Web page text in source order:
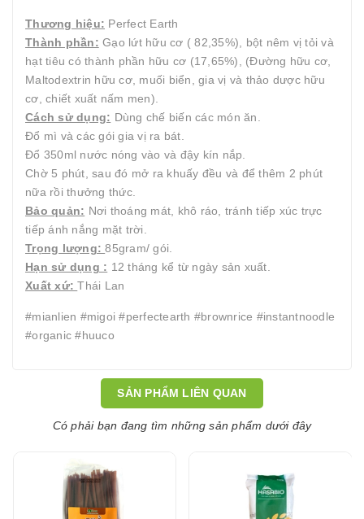
Thương hiệu: Perfect Earth
Thành phần: Gạo lứt hữu cơ ( 82,35%), bột nêm vị tỏi và
hạt tiêu có thành phần hữu cơ (17,65%), (Đường hữu cơ,
Maltodextrin hữu cơ, muối biển, gia vị và thảo dược hữu
cơ, chiết xuất nấm men).
Cách sử dụng: Dùng chế biến các món ăn.
Đổ mì và các gói gia vị ra bát.
Đổ 350ml nước nóng vào và đậy kín nắp.
Chờ 5 phút, sau đó mở ra khuấy đều và để thêm 2 phút
nữa rồi thưởng thức.
Bảo quản: Nơi thoáng mát, khô ráo, tránh tiếp xúc trực
tiếp ánh nắng mặt trời.
Trọng lượng:85gram/ gói.
Hạn sử dụng : 12 tháng kể từ ngày sản xuất.
Xuất xứ:Thái Lan
#mianlien #migoi #perfectearth #brownrice #instantnoodle
#organic #huuco
SẢN PHẨM LIÊN QUAN
Có phải bạn đang tìm những sản phẩm dưới đây